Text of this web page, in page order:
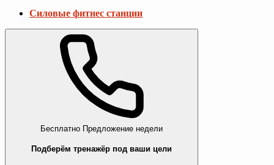
Силовые фитнес станции
Бесплатно Предложение недели
Подберём тренажёр под ваши цели